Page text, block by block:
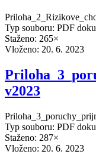
Typ souboru: PDF
Staženo: 265×
Vloženo: 20. 6. 2023
v2023
Typ souboru: PDF
Staženo: 287×
Vloženo: 20. 6. 2023